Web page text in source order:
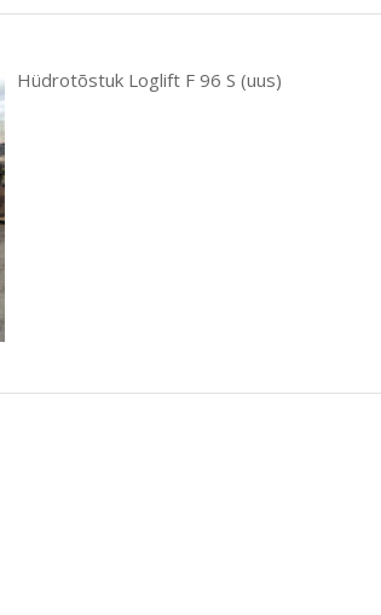
Hüdrotõstuk Loglift F 96 S (uus)